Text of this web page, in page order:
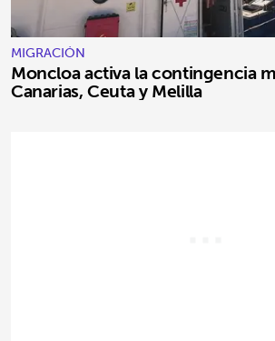
MIGRACIÓN
Moncloa activa la contingencia
Canarias, Ceuta y Melilla